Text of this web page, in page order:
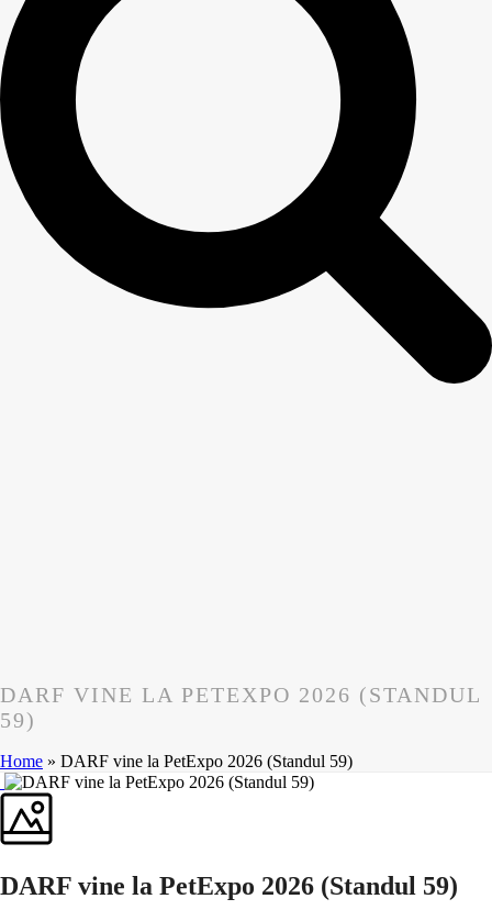
DARF VINE LA PETEXPO 2026 (STANDUL
59)
Home » DARF vine la PetExpo 2026 (Standul 59)
DARF vine la PetExpo 2026 (Standul 59)